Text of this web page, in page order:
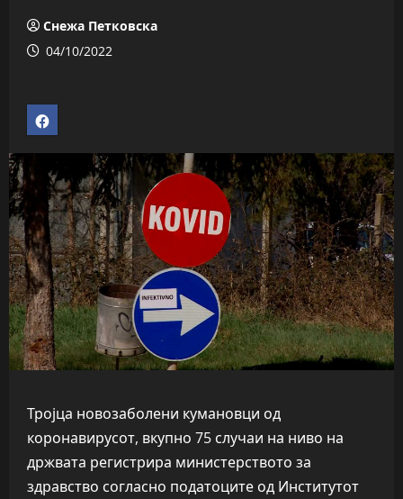
Снежа Петковска
04/10/2022
Тројца новозаболени кумановци од
коронавирусот, вкупно 75 случаи на ниво на
држвата регистрира министерството за
здравство согласно податоците од Институтот